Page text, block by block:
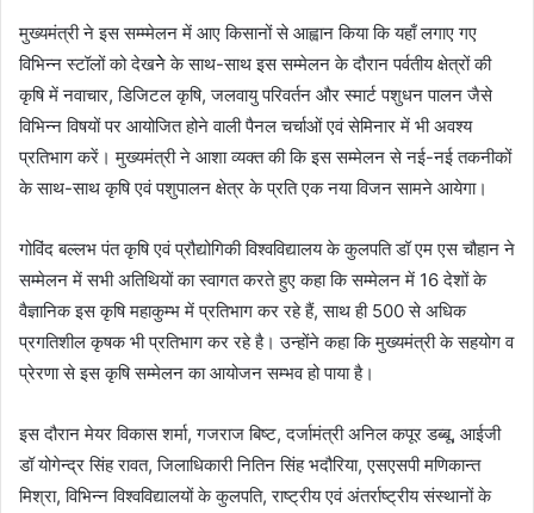
मुख्यमंत्री ने इस सम्म्मेलन में आए किसानों से आह्वान किया कि यहाँ लगाए गए
विभिन्न स्टॉलों को देखनेे के साथ-साथ इस सम्मेलन के दौरान पर्वतीय क्षेत्रों की
कृषि में नवाचार, डिजिटल कृषि, जलवायु परिवर्तन और स्मार्ट पशुधन पालन जैसे
विभिन्न विषयों पर आयोजित होने वाली पैनल चर्चाओं एवं सेमिनार में भी अवश्य
प्रतिभाग करें। मुख्यमंत्री ने आशा व्यक्त की कि इस सम्मेलन से नई-नई तकनीकों
के साथ-साथ कृषि एवं पशुपालन क्षेत्र के प्रति एक नया विजन सामने आयेगा।
गोविंद बल्लभ पंत कृषि एवं प्रौद्योगिकी विश्वविद्यालय के कुलपति डॉ एम एस चौहान ने
सम्मेलन में सभी अतिथियों का स्वागत करते हुए कहा कि सम्मेलन में 16 देशों के
वैज्ञानिक इस कृषि महाकुम्भ में प्रतिभाग कर रहे हैं, साथ ही 500 से अधिक
प्रगतिशील कृषक भी प्रतिभाग कर रहे है। उन्होंने कहा कि मुख्यमंत्री के सहयोग व
प्रेरणा से इस कृषि सम्मेलन का आयोजन सम्भव हो पाया है।
इस दौरान मेयर विकास शर्मा, गजराज बिष्ट, दर्जामंत्री अनिल कपूर डब्बू, आईजी
डॉ योगेन्द्र सिंह रावत, जिलाधिकारी नितिन सिंह भदौरिया, एसएसपी मणिकान्त
मिश्रा, विभिन्न विश्वविद्यालयों के कुलपति, राष्ट्रीय एवं अंतर्राष्ट्रीय संस्थानों के